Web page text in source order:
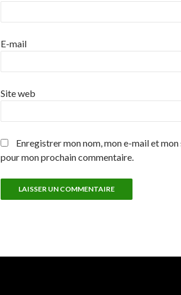
E-mail
Site web
Enregistrer mon nom, mon e-mail et
pour mon prochain commentaire.